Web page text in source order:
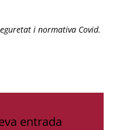
i normativa Covid.
entrada